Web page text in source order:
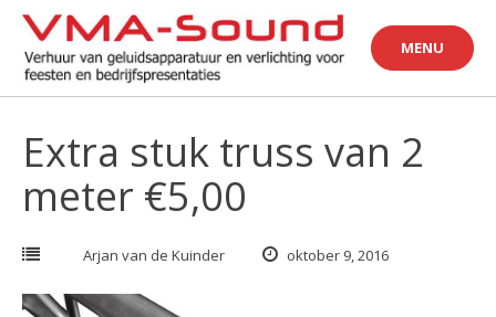
Skip
content
MENU
Extra stuk truss van 2
meter €5,00
Arjan van de Kuinder oktober 9, 2016